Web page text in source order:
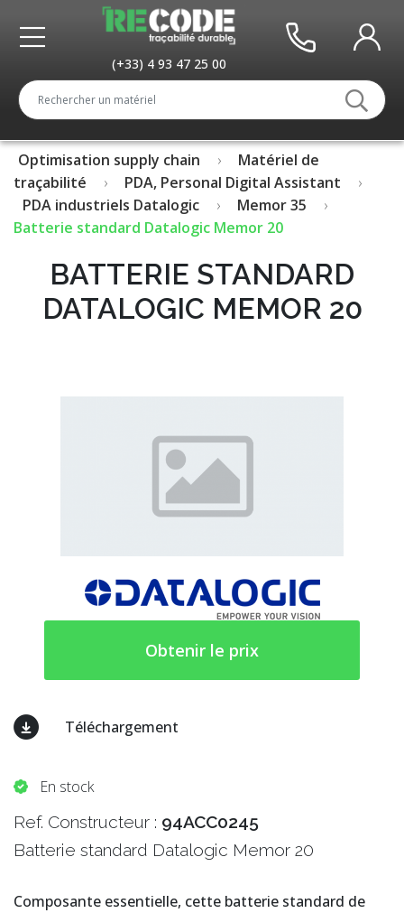
(+33) 4 93 47 25 00
Optimisation supply chain
Matériel de
traçabilité
PDA, Personal Digital Assistant
PDA industriels Datalogic
Memor 35
Batterie standard Datalogic Memor 20
BATTERIE STANDARD
DATALOGIC MEMOR 20
Obtenir le prix
Téléchargement
En stock
Ref. Constructeur : 94ACC0245
Batterie standard Datalogic Memor 20
Composante essentielle, cette batterie standard de